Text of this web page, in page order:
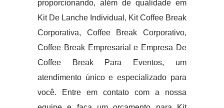
proporcionando, além de qualidade em
Kit De Lanche Individual, Kit Coffee Break
Corporativa, Coffee Break Corporativo,
Coffee Break Empresarial e Empresa De
Coffee Break Para Eventos, um
atendimento único e especializado para
você. Entre em contato com a nossa